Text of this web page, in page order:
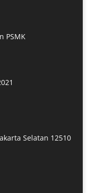
PSMK
Selatan 12510